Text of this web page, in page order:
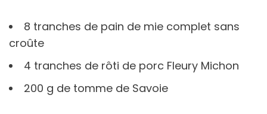
8 tranches de pain de mie complet sans
croûte
4 tranches de rôti de porc Fleury Michon
200 g de tomme de Savoie